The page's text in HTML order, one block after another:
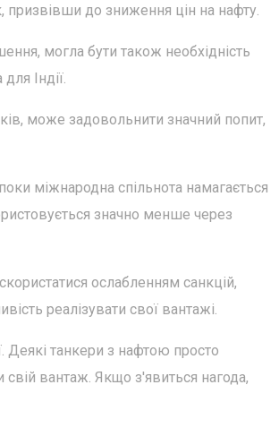
призвівши до зниження цін на нафту.
могла бути також необхідність
Індії.
може задовольнити значний попит,
міжнародна спільнота намагається
значно менше через
ослабленням санкцій,
реалізувати свої вантажі.
Деякі танкери з нафтою просто
вантаж. Якщо з'явиться нагода,